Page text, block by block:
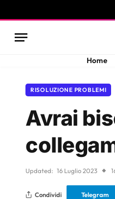
Home
RISOLUZIONE PROBLEMI
Avrai
Updated: 16 Luglio 2023
Condividi Telegram